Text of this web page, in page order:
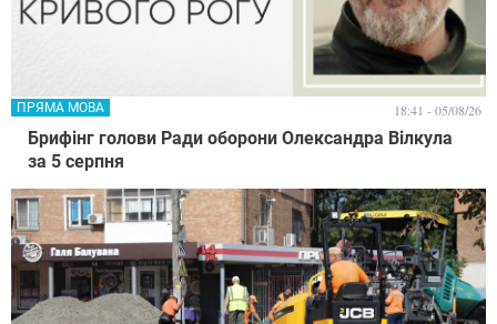
Брифінг голови Ради оборони Олександра Вілкула
за 5 серпня
ПРЯМА МОВА 18:41 - 05/08/26